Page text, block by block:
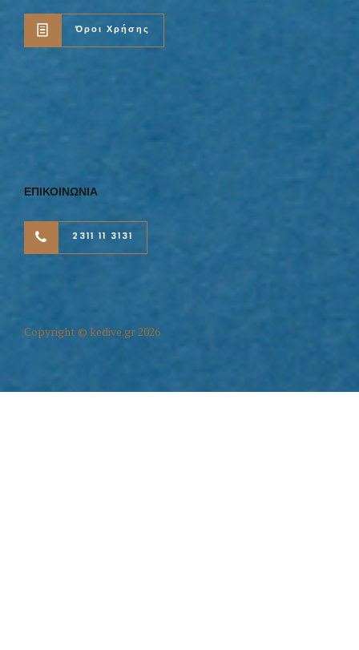
Όροι Χρήσης
ΕΠΙΚΟΙΝΩΝΙΑ
2311 11 3131
Copyright © kedive.gr 2026